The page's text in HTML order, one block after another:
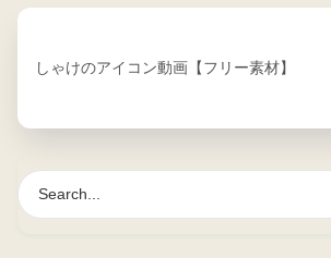
しゃけのアイコン動画【フリー素材】